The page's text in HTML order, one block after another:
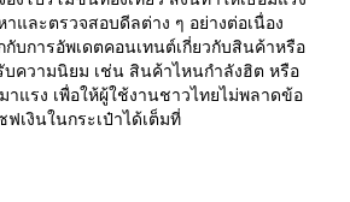
และตรวจสอบดีลต่าง ๆ อย่างต่อเนื่อง
บการอัพเดตคอนเทนต์เกี่ยวกับสินค้าหรือ
ความนิยม เช่น สินค้าไหนกำลังฮิต หรือ
าแรง เพื่อให้ผู้ใช้งานชาวไทยไม่พลาดข้อ
ฟเงินในกระเป๋าได้เต็มที่